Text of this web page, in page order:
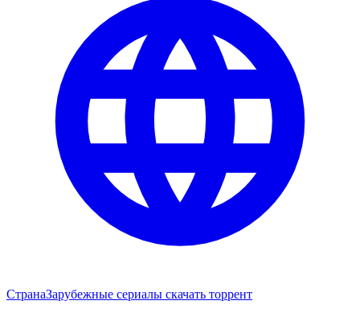
СтранаЗарубежные сериалы скачать торрент